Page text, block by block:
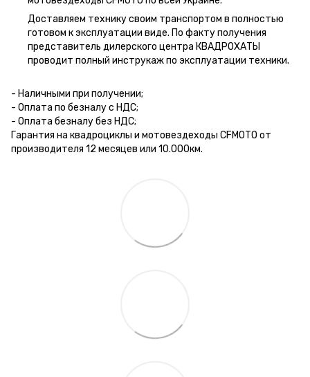
Доставляем технику своим транспортом в полностью
готовом к эксплуатации виде. По факту получения
представитель дилерского центра КВАДРОХАТЫ
проводит полный инструкаж по эксплуатации техники.
- Наличными при получении;
- Оплата по безналу с НДС;
- Оплата безналу без НДС;
Гарантия на квадроциклы и мотовездеходы CFMOTO от
производителя 12 месяцев или 10.000км.